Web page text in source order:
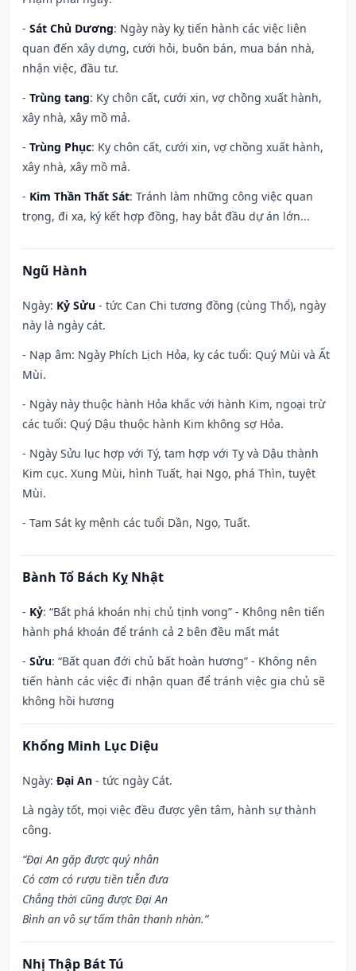
- Sát Chủ Dương: Ngày này kỵ tiến hành các việc liên
quan đến xây dựng, cưới hỏi, buôn bán, mua bán nhà,
nhận việc, đầu tư.
- Trùng tang: Kỵ chôn cất, cưới xin, vợ chồng xuất hành,
xây nhà, xây mồ mả.
- Trùng Phục: Kỵ chôn cất, cưới xin, vợ chồng xuất hành,
xây nhà, xây mồ mả.
- Kim Thần Thất Sát: Tránh làm những công việc quan
trọng, đi xa, ký kết hợp đồng, hay bắt đầu dự án lớn...
Ngũ Hành
Ngày: Kỷ Sửu - tức Can Chi tương đồng (cùng Thổ), ngày
này là ngày cát.
- Nạp âm: Ngày Phích Lịch Hỏa, kỵ các tuổi: Quý Mùi và Ất
Mùi.
- Ngày này thuộc hành Hỏa khắc với hành Kim, ngoại trừ
các tuổi: Quý Dậu thuộc hành Kim không sợ Hỏa.
- Ngày Sửu lục hợp với Tý, tam hợp với Tỵ và Dậu thành
Kim cục. Xung Mùi, hình Tuất, hại Ngọ, phá Thìn, tuyệt
Mùi.
- Tam Sát kỵ mệnh các tuổi Dần, Ngọ, Tuất.
Bành Tổ Bách Kỵ Nhật
- Kỷ: “Bất phá khoán nhị chủ tịnh vong” - Không nên tiến
hành phá khoán để tránh cả 2 bên đều mất mát
- Sửu: “Bất quan đới chủ bất hoàn hương” - Không nên
tiến hành các việc đi nhận quan để tránh việc gia chủ sẽ
không hồi hương
Khổng Minh Lục Diệu
Ngày: Đại An - tức ngày Cát.
Là ngày tốt, mọi việc đều được yên tâm, hành sự thành
công.
“Đại An gặp được quý nhân
Có cơm có rượu tiền tiễn đưa
Chẳng thời cũng được Đại An
Bình an vô sự tấm thân thanh nhàn.”
Nhị Thập Bát Tú